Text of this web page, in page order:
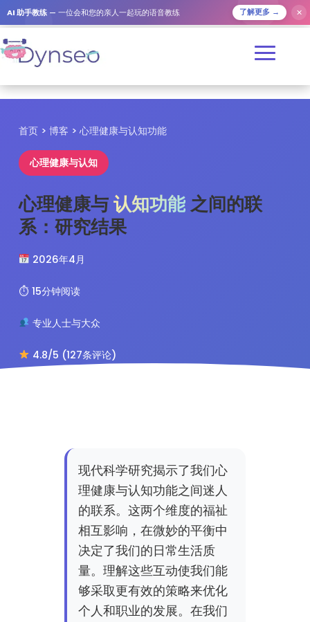
AI 助手教练 — 一位会和您的亲人一起玩的语音教练 了解更多 → ✕
首页 > 博客 > 心理健康与认知功能
心理健康与认知
心理健康与 认知功能 之间的联
系：研究结果
2026年4月
⏱ 15分钟阅读
专业人士与大众
4.8/5 (127条评论)
现代科学研究揭示了我们心
理健康与认知功能之间迷人
的联系。这两个维度的福祉
相互影响，在微妙的平衡中
决定了我们的日常生活质
量。理解这些互动使我们能
够采取更有效的策略来优化
个人和职业的发展。在我们